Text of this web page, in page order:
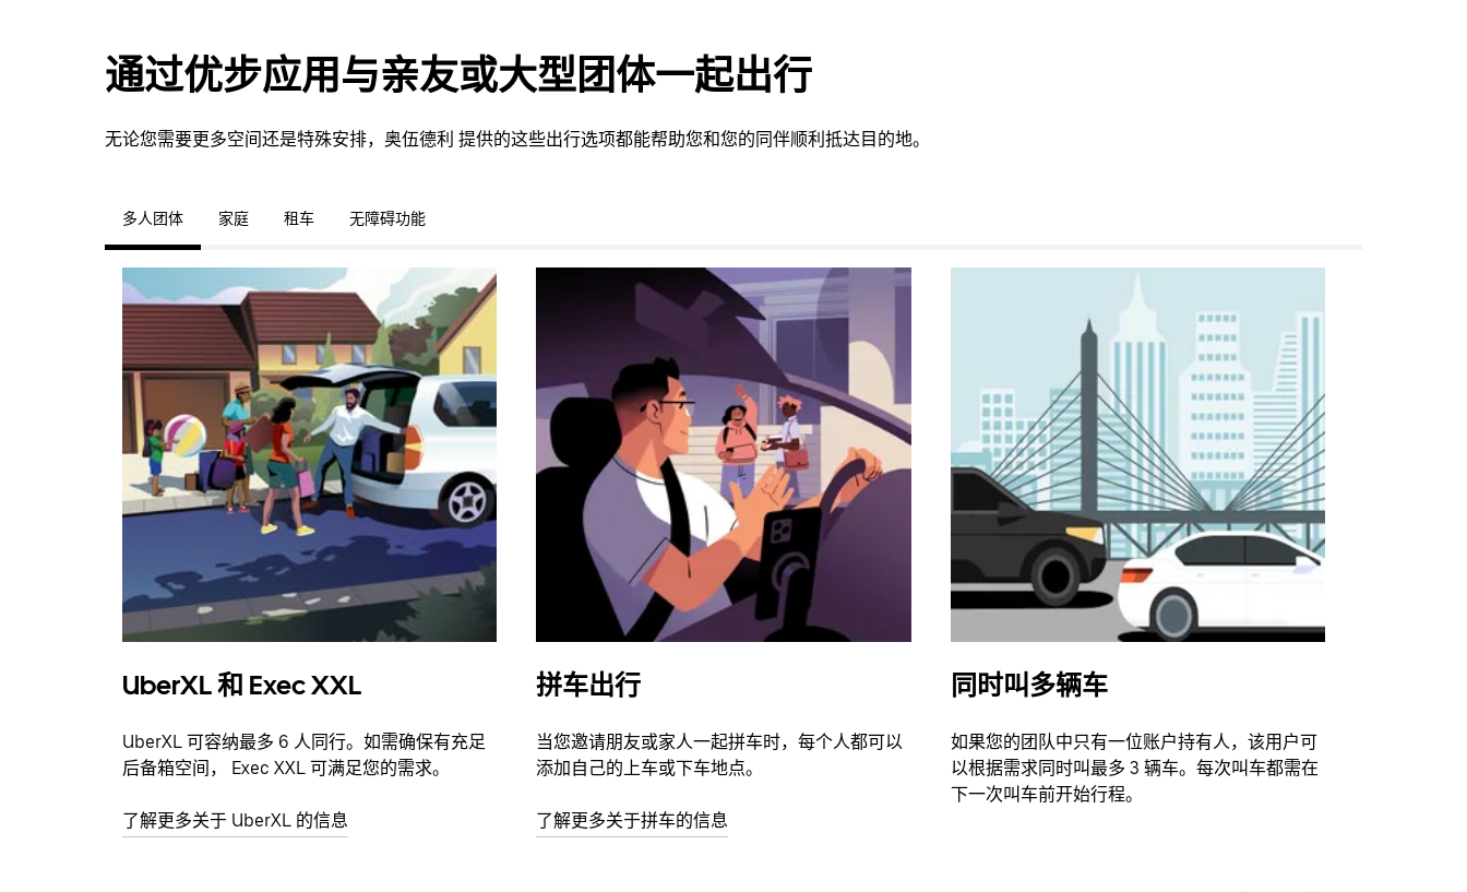
通过优步应用与亲友或大型团体一起出行
无论您需要更多空间还是特殊安排，奥伍德利 提供的这些出行选项都能帮助您和您的同伴顺利抵达目的地。
多人团体 家庭 租车 无障碍功能
UberXL 和 Exec XXL
UberXL 可容纳最多 6 人同行。如需确保有充足
后备箱空间， Exec XXL 可满足您的需求。
了解更多关于 UberXL 的信息
拼车出行
当您邀请朋友或家人一起拼车时，每个人都可以
添加自己的上车或下车地点。
了解更多关于拼车的信息
同时叫多辆车
如果您的团队中只有一位账户持有人，该用户可
以根据需求同时叫最多 3 辆车。每次叫车都需在
下一次叫车前开始行程。